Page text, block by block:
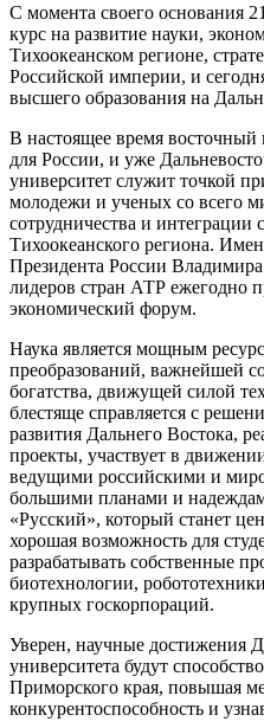
С момента своего основания
курс на развитие науки,
Тихоокеанском регионе,
Российской империи, и
высшего образования на
В настоящее время восточный
для России, и уже
университет служит точкой
молодежи и ученых со всего
сотрудничества и интеграции
Тихоокеанского региона.
Президента России
лидеров стран АТР ежегодно
экономический форум.
Наука является мощным
преобразований, важнейшей
богатства, движущей силой
блестяще справляется с
развития Дальнего Востока,
проекты, участвует в
ведущими российскими и
большими планами и
«Русский», который станет
хорошая возможность для
разрабатывать собственные
биотехнологии,
крупных госкорпораций.
Уверен, научные достижения
университета будут
Приморского края, повышая
конкурентоспособность и